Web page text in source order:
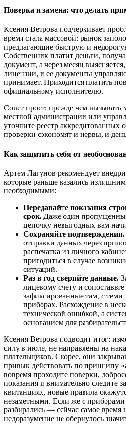
Поверка и замена: что делать
Ксения Ветрова подчеркивает
время стала массовой: рынок
предлагающие быструю и
Собственник платит деньги,
документ, а через месяц
лицензии, и ее документы
принимает. Приходится платить
официальному исполнителю.
Совет прост: прежде чем вызывать
местной администрации или
уточните реестр аккредитованных
проверки сэкономят и нервы, и
Как защитить себя от
Артем Лагунов рекомендует
которые раньше казались
необходимыми:
Передавайте показания
срок. Даже один
цепочку невыгодных вам
Сохраняйте подтверждения.
отправки данных через
распечатка из личного
пригодиться в случае
ситуаций.
Раз в год сверяйте данные.
лицевому счету и сопоставьте
зафиксированные там, с
приборах. Расхождение в
технической ошибкой, а
основанием для
Ксения Ветрова подводит итог:
силу в июле, не направлены на
плательщиков. Скорее, они
привык действовать по принципу
вовремя проходите поверки,
показания и внимательно следите
квитанциях, новые правила
незаметными. Если же с приборами
разбирались — сейчас самое время
недоразумение не обернулось